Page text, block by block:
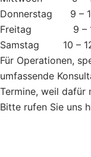
Donnerstag 9 –
Freitag 9 –
Samstag 10 –
Für Operationen,
umfassende
Termine, weil dafür
Bitte rufen Sie uns